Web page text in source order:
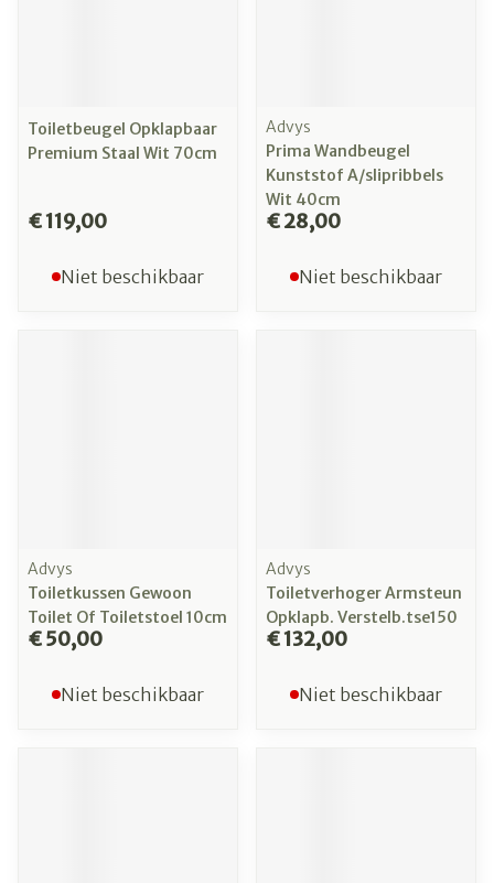
Toiletbeugel Opklapbaar
Premium Staal Wit 70cm
€ 119,00
Niet beschikbaar
Advys
Prima Wandbeugel
Kunststof A/slipribbels
Wit 40cm
€ 28,00
Niet beschikbaar
Advys
Toiletkussen Gewoon
Toilet Of Toiletstoel 10cm
€ 50,00
Niet beschikbaar
Advys
Toiletverhoger Armsteun
Opklapb. Verstelb.tse150
€ 132,00
Niet beschikbaar